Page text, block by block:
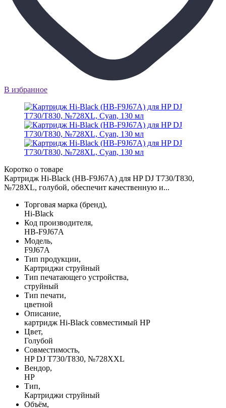
В избранное
Коротко о товаре
Картридж Hi-Black (HB-F9J67A) для HP DJ T730/T830,
№728XL, голубой, обеспечит качественную и...
Торговая марка (бренд),
Hi-Black
Код производителя,
HB-F9J67A
Модель,
F9J67A
Тип продукции,
Картриджи струйный
Тип печатающего устройства,
струйный
Тип печати,
цветной
Описание,
картридж Hi-Black совместимый HP
Цвет,
Голубой
Совместимость,
HP DJ T730/T830, №728XXL
Вендор,
HP
Тип,
Картриджи струйный
Объём,